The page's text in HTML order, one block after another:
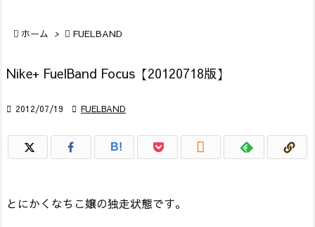
 ホーム >  FUELBAND
Nike+ FuelBand Focus【20120718版】
 2012/07/19  FUELBAND
B! 
とにかくなちこ嬢の独走状態です。